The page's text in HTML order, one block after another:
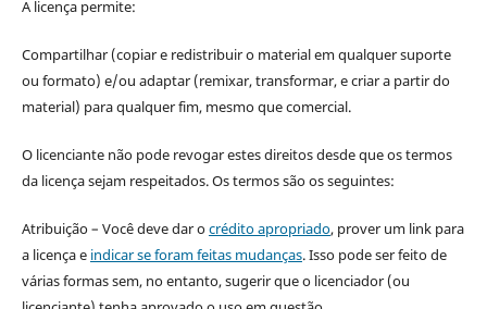
A licença permite:
Compartilhar (copiar e redistribuir o material em qualquer suporte
ou formato) e/ou adaptar (remixar, transformar, e criar a partir do
material) para qualquer fim, mesmo que comercial.
O licenciante não pode revogar estes direitos desde que os termos
da licença sejam respeitados. Os termos são os seguintes:
Atribuição – Você deve dar ocrédito apropriado, prover um link para
a licença e indicar se foram feitas mudanças. Isso pode ser feito de
várias formas sem, no entanto, sugerir que o licenciador (ou